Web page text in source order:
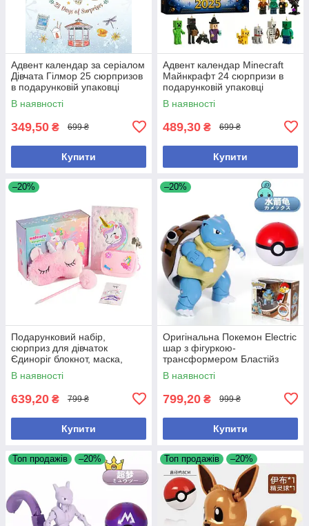
Адвент календар за серіалом
Дівчата Гілмор 25 сюрпризов
в подарунковій упаковці
В наявності
349,50 ₴ 699 ₴
Купити
Адвент календар Minecraft
Майнкрафт 24 сюрпризи в
подарунковій упаковці
В наявності
489,30 ₴ 699 ₴
Купити
–20%
Подарунковий набір,
сюрприз для дівчаток
Єдиноріг блокнот, маска,
ручка, заколки, гаманець
В наявності
639,20 ₴ 799 ₴
Купити
–20%
Оригінальна Покемон Electric
шар з фігуркою-
трансформером Бластійз
В наявності
799,20 ₴ 999 ₴
Купити
Топ продажів –20% Топ продажів –20%